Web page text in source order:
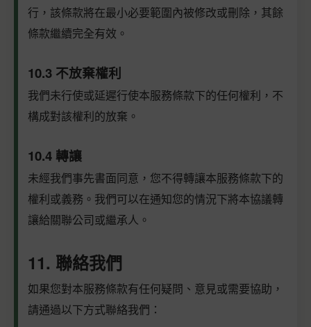
行，該條款將在最小必要範圍內被修改或刪除，其餘
條款繼續完全有效。
10.3 不放棄權利
我們未行使或延遲行使本服務條款下的任何權利，不
構成對該權利的放棄。
10.4 轉讓
未經我們事先書面同意，您不得轉讓本服務條款下的
權利或義務。我們可以在通知您的情況下將本協議轉
讓給關聯公司或繼承人。
11. 聯絡我們
如果您對本服務條款有任何疑問、意見或需要協助，
請通過以下方式聯絡我們：